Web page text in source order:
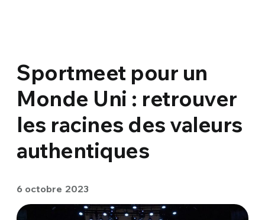
Sportmeet pour un
Monde Uni : retrouver
les racines des valeurs
authentiques
6 octobre 2023